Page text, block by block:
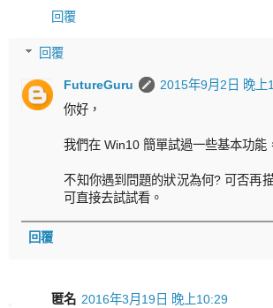
回覆
回覆
FutureGuru
2015年9月2日 晚上
你好，
我們在 Win10 簡單試過一些基本功能
不知你遇到問題的狀況為何? 可否再
可直接去試試看。
回覆
匿名 2016年3月19日 晚上10:29